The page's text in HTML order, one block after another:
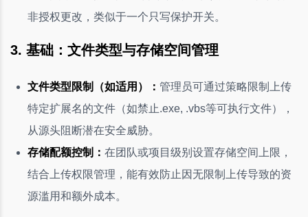
非授权更改，类似于一个只写保护开关。
3. 基础：文件类型与存储空间管理
文件类型限制（如适用）： 管理员可通过策略限制上传
特定扩展名的文件（如禁止.exe, .vbs等可执行文件），
从源头阻断潜在安全威胁。
存储配额控制： 在团队或项目级别设置存储空间上限，
结合上传权限管理，能有效防止因无限制上传导致的资
源滥用和额外成本。